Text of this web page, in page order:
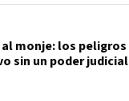
monje: los peligros
sin un poder judicial